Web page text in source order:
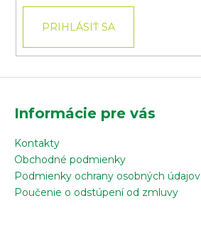
PRIHLÁSIŤ SA
Informácie pre vás
Kontakty
Obchodné podmienky
Podmienky ochrany osobných údajov
Poučenie o odstúpení od zmluvy